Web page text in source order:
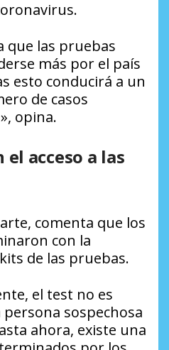
que las pruebas
más por el país
esto conducirá a un
de casos
opina.
acceso a las
comenta que los
con la
kits de las pruebas.
el test no es
sospechosa
ahora, existe una